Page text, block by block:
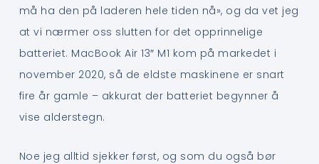
må ha den på laderen hele tiden nå», og da vet jeg
at vi nærmer oss slutten for det opprinnelige
batteriet. MacBook Air 13″ M1 kom på markedet i
november 2020, så de eldste maskinene er snart
fire år gamle – akkurat der batteriet begynner å
vise alderstegn.
Noe jeg alltid sjekker først, og som du også bør